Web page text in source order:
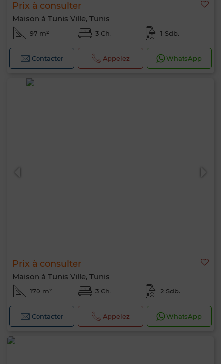
Prix à consulter
Maison à Tunis Ville, Tunis
97 m² 3 Ch. 1 Sdb.
Contacter Appelez WhatsApp
Prix à consulter
Maison à Tunis Ville, Tunis
170 m² 3 Ch. 2 Sdb.
Contacter Appelez WhatsApp